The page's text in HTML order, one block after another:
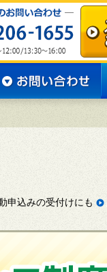
申込みの受付けにも